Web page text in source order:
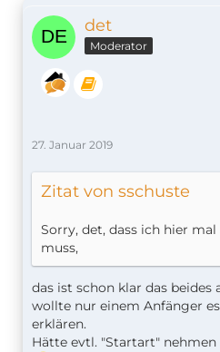
det
Moderator
27. Januar 2019
Zitat von sschuste
Sorry, det, dass ich hier
muss,
das ist schon klar das beides
wollte nur einem Anfänger
erklären.
Hätte evtl. "Startart" nehmen